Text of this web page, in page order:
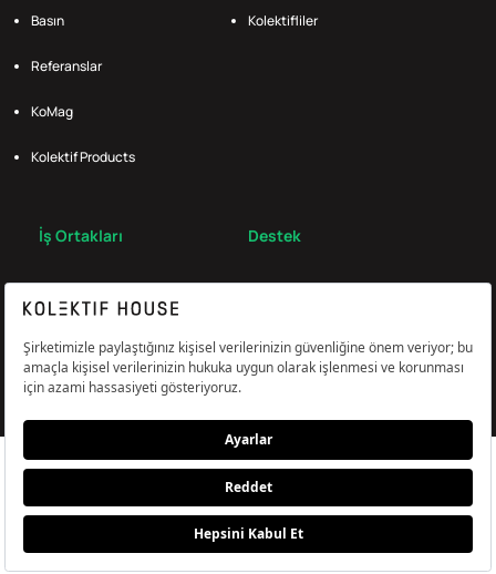
Basın
Referanslar
KoMag
Kolektif Products
Kolektifliler
İş Ortakları Destek
Çerez Tercihlerini Yönetin